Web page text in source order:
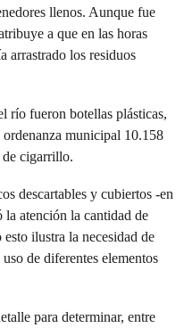
llenos. Aunque fue
a que en las horas
arrastrado los residuos
río fueron botellas plásticas,
municipal 10.158
de cigarrillo.
descartables y cubiertos -en
atención la cantidad de
ilustra la necesidad de
de diferentes elementos
para determinar, entre